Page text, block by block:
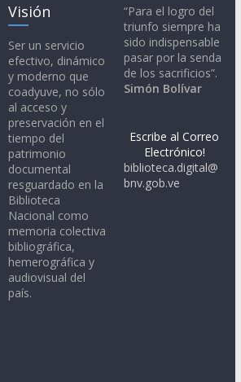
Visión
Ser un servicio
efectivo, dinámico
y moderno que
coadyuve, no sólo
al acceso y
preservación en el
tiempo del
patrimonio
documental
resguardado en la
Biblioteca
Nacional como
memoria colectiva
bibliográfica,
hemerográfica y
audiovisual del
país.
“Para el logro del
triunfo siempre ha
sido indispensable
pasar por la senda
de los sacrificios”.
Simón Bolívar
Escribe al Correo
Electrónico!
biblioteca.digital@
bnv.gob.ve